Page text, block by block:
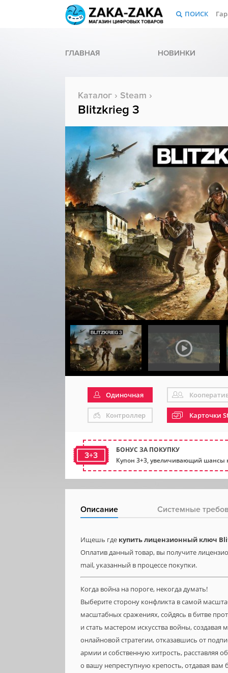
ПОИСК
ГЛАВНАЯ НОВИНКИ
Каталог › Steam ›
Blitzkrieg 3
Одиночная
Контроллер Карточки
3+3
БОНУС ЗА ПОКУПКУ
Купон 3+3, увеличивающий шансы
Описание Системные
Ищешь где купить лицензионный ключ
Оплатив данный товар, вы получите
mail, указанный в процессе покупки.
Когда война на пороге, некогда думать!
Выберите сторону конфликта в самой
масштабных сражениях, сойдясь в битве
и стать мастером искусства войны,
онлайновой стратегии, отказавшись от
армии и собственную хитрость, расставляя
о вашу непреступную крепость, отдавая